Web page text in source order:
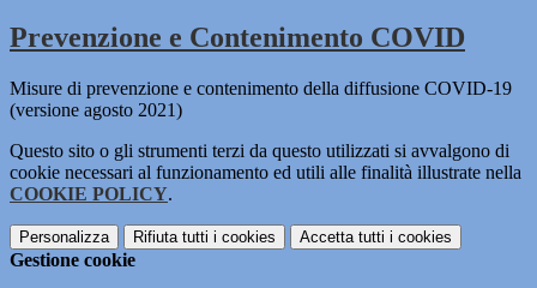
Prevenzione e Contenimento COVID
Misure di prevenzione e contenimento della diffusione COVID-19
(versione agosto 2021)
Questo sito o gli strumenti terzi da questo utilizzati si avvalgono di
cookie necessari al funzionamento ed utili alle finalità illustrate nella
COOKIE POLICY.
Personalizza Rifiuta tutti i cookies Accetta tutti i cookies
Gestione cookie